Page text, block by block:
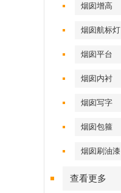
烟囱增高
烟囱航标灯
烟囱平台
烟囱内衬
烟囱写字
烟囱包箍
烟囱刷油漆
查看更多